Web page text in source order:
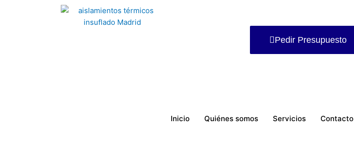
Pedir Presupuesto
Inicio Quiénes somos Servicios Contacto